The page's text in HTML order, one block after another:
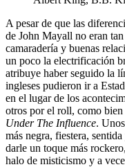
A pesar de que las
de John Mayall no eran
camaradería y buenas
un poco la electrificación
atribuye haber seguido la
ingleses pudieron ir a
en el lugar de los
otros por el roll, como
Under The Influence.
más negra, fiestera,
darle un toque más
halo de misticismo y a